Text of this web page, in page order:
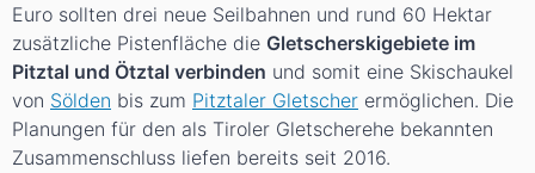
Euro sollten drei neue Seilbahnen und rund 60 Hektar
zusätzliche Pistenfläche die Gletscherskigebiete im
Pitztal und Ötztal verbinden und somit eine Skischaukel
von Sölden bis zum Pitztaler Gletscher ermöglichen. Die
Planungen für den als Tiroler Gletscherehe bekannten
Zusammenschluss liefen bereits seit 2016.